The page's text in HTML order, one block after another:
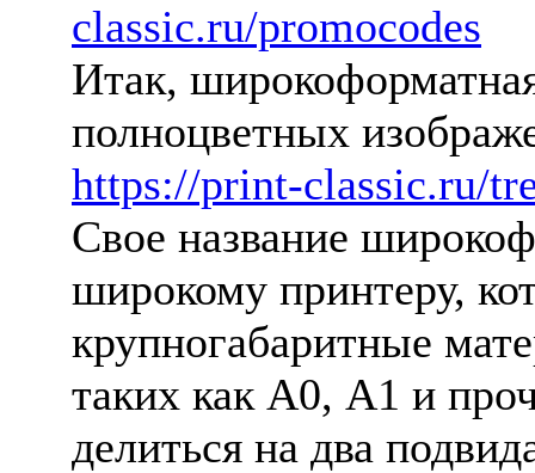
classic.ru/promocodes
Итак,
полноцветных
https://print-classic.ru/
Свое название
широкому принтеру,
крупногабаритные
таких как А0, А1 и
делиться на два